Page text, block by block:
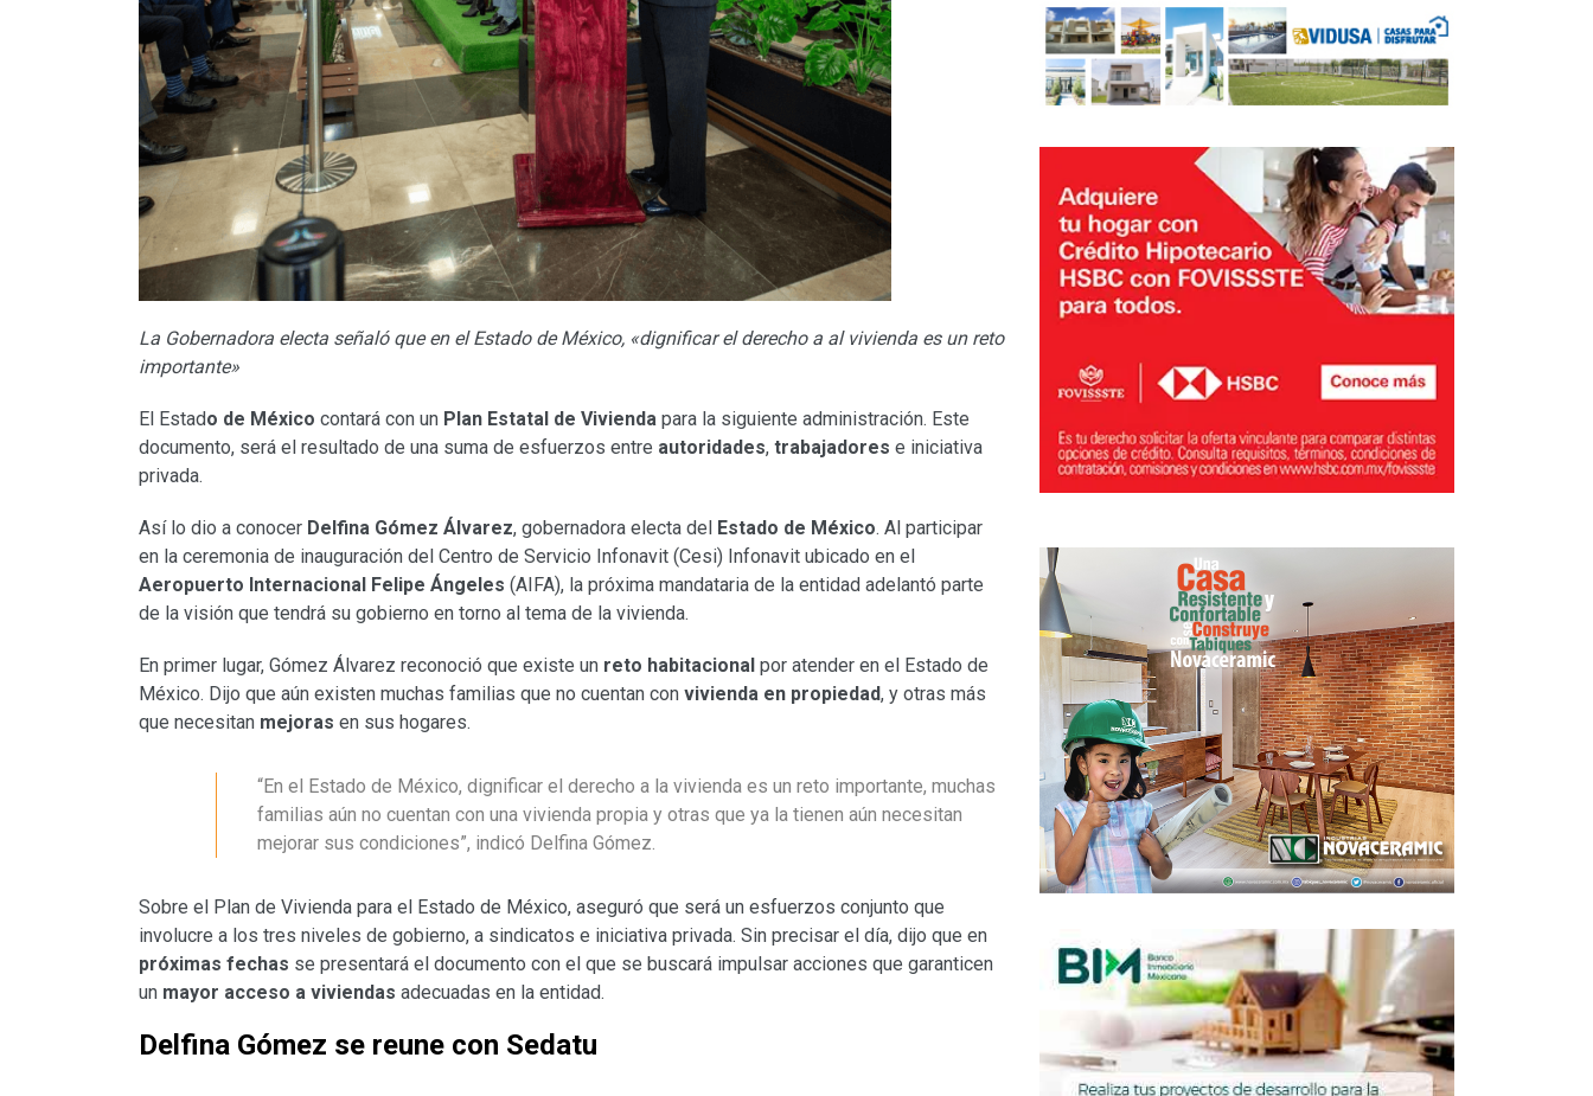
La Gobernadora electa señaló que en el Estado de México, «dignificar el derecho a al vivienda es un reto
importante»
El Estado de México contará con un Plan Estatal de Vivienda para la siguiente administración. Este
documento, será el resultado de una suma de esfuerzos entre autoridades, trabajadores e iniciativa
privada.
Así lo dio a conocer Delfina Gómez Álvarez, gobernadora electa del Estado de México. Al participar
en la ceremonia de inauguración del Centro de Servicio Infonavit (Cesi) Infonavit ubicado en el
Aeropuerto Internacional Felipe Ángeles (AIFA), la próxima mandataria de la entidad adelantó parte
de la visión que tendrá su gobierno en torno al tema de la vivienda.
En primer lugar, Gómez Álvarez reconoció que existe un reto habitacional por atender en el Estado de
México. Dijo que aún existen muchas familias que no cuentan con vivienda en propiedad, y otras más
que necesitan mejoras en sus hogares.
“En el Estado de México, dignificar el derecho a la vivienda es un reto importante, muchas
familias aún no cuentan con una vivienda propia y otras que ya la tienen aún necesitan
mejorar sus condiciones”, indicó Delfina Gómez.
Sobre el Plan de Vivienda para el Estado de México, aseguró que será un esfuerzos conjunto que
involucre a los tres niveles de gobierno, a sindicatos e iniciativa privada. Sin precisar el día, dijo que en
próximas fechas se presentará el documento con el que se buscará impulsar acciones que garanticen
un mayor acceso a viviendas adecuadas en la entidad.
Delfina Gómez se reune con Sedatu